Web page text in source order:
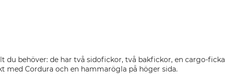
behöver: de har två sidofickor, två bakfickor, en cargo-ficka
Cordura och en hammarögla på höger sida.